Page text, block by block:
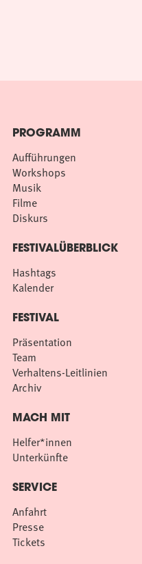
PROGRAMM
Aufführungen
Workshops
Musik
Filme
Diskurs
FESTIVALÜBERBLICK
Hashtags
Kalender
FESTIVAL
Präsentation
Team
Verhaltens-Leitlinien
Archiv
MACH MIT
Helfer*innen
Unterkünfte
SERVICE
Anfahrt
Presse
Tickets